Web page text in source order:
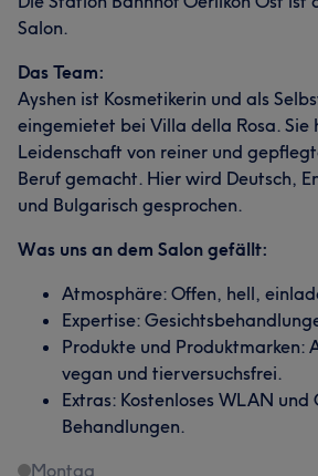
Salon.
Das Team:
Ayshen ist Kosmetikerin und als
eingemietet bei Villa della Rosa. Sie
Leidenschaft von reiner und
Beruf gemacht. Hier wird Deutsch,
und Bulgarisch gesprochen.
Was uns an dem Salon gefällt:
Atmosphäre: Offen, hell,
Expertise:
Produkte und Produktmarken:
vegan und tierversuchsfrei.
Extras: Kostenloses WLAN und
Behandlungen.
Montag